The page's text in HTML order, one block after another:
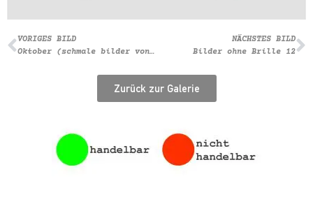
VORIGES BILD
Oktober (schmale bilder von Bäumen)
NÄCHSTES BILD
Bilder ohne Brille 12
Zurück zur Galerie